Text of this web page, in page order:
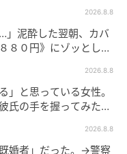
2026.8.8
」泥酔した翌朝、カバ
８０円》にゾッとした
2026.8.8
」と思っている女性。
氏の手を握ってみた」
2026.8.8
婚者」だった。→警察